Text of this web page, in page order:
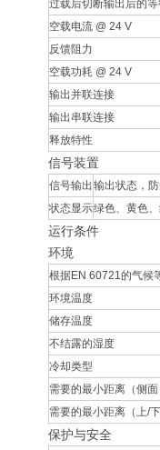
过载后切断输出后的
空载电流 @ 24 V
反馈阻力
空载功耗 @ 24 V
输出并联连接
输出串联连接
释放特性
信号装置
信号输出 输出状态，
状态显示绿色、黄色
运行条件
环境
根据EN 60721的气候
环境温度
储存温度
不结露的湿度
冷却类型
需要的最小距离（侧
需要的最小距离（上/
保护与安全